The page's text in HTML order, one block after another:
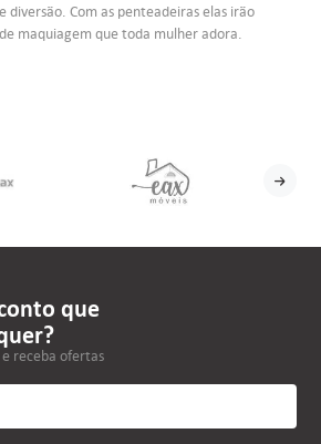
diversão. Com as penteadeiras elas irão
maquiagem que toda mulher adora.
que
receba ofertas